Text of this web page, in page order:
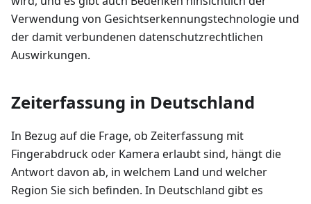
Verwendung von Gesichtserkennungstechnologie und
der damit verbundenen datenschutzrechtlichen
Auswirkungen.
Zeiterfassung in Deutschland
In Bezug auf die Frage, ob Zeiterfassung mit
Fingerabdruck oder Kamera erlaubt sind, hängt die
Antwort davon ab, in welchem Land und welcher
Region Sie sich befinden. In Deutschland gibt es